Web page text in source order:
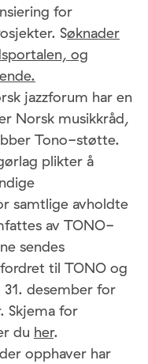
for
Søknader
og
jazzforum har en
Norsk musikkråd,
Tono-støtte.
plikter å
samtlige avholdte
av TONO-
sendes
til TONO og
desember for
Skjema for
du her.
opphaver har